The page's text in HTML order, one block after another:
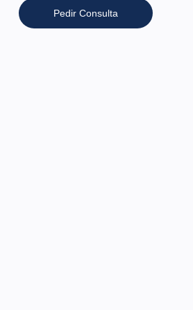
Pedir Consulta